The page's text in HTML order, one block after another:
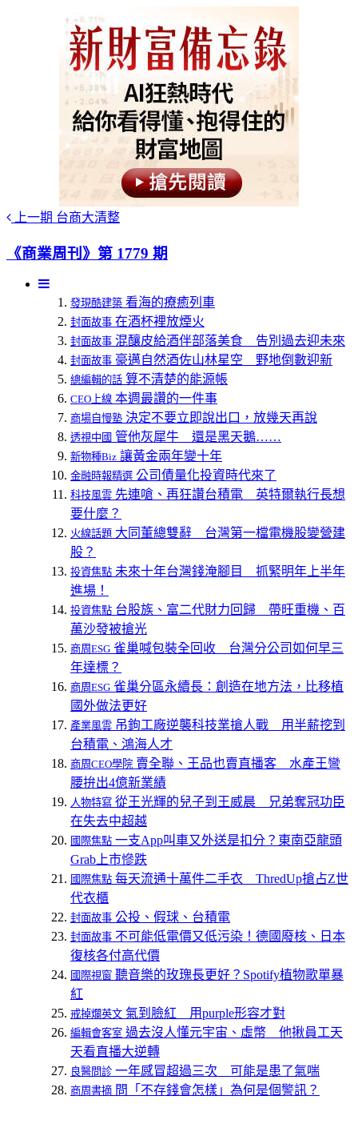
上一期 台商大清整
《商業周刊》第 1779 期
發現酷建築 看海的療癒列車
封面故事 在酒杯裡放煙火
封面故事 混釀皮給酒伴部落美食 告別過去迎未來
封面故事 豪邁自然酒佐山林星空 野地倒數迎新
總編輯的話 算不清楚的能源帳
CEO上線 本週最讚的一件事
商場自慢塾 決定不要立即說出口，放幾天再說
透視中國 管他灰犀牛 還是黑天鵝……
新物種Biz 讓黃金兩年變十年
金融時報精選 公司債量化投資時代來了
科技風雲 先連嗆、再狂讚台積電 英特爾執行長想
要什麼？
火線話題 大同董總雙辭 台灣第一檔電機股變營建
股？
投資焦點 未來十年台灣錢淹腳目 抓緊明年上半年
進場！
投資焦點 台股族、富二代財力回歸 帶旺重機、百
萬沙發被搶光
商周ESG 雀巢喊包裝全回收 台灣分公司如何早三
年達標？
商周ESG 雀巢分區永續長：創造在地方法，比移植
國外做法更好
產業風雲 吊鉤工廠逆襲科技業搶人戰 用半薪挖到
台積電、鴻海人才
商周CEO學院 賣全聯、王品也賣直播客 水產王彎
腰拚出4億新業績
人物特寫 從王光輝的兒子到王威晨 兄弟奪冠功臣
在失去中超越
國際焦點 一支App叫車又外送是扣分？東南亞龍頭
Grab上市慘跌
國際焦點 每天流通十萬件二手衣 ThredUp搶占Z世
代衣櫃
封面故事 公投、假球、台積電
封面故事 不可能低電價又低污染！德國廢核、日本
復核各付高代價
國際視窗 聽音樂的玫瑰長更好？Spotify植物歌單暴
紅
戒掉爛英文 氣到臉紅 用purple形容才對
編輯會客室 過去沒人懂元宇宙、虛幣 他揪員工天
天看直播大逆轉
良醫問診 一年感冒超過三次 可能是患了氣喘
商周書摘 問「不存錢會怎樣」為何是個警訊？